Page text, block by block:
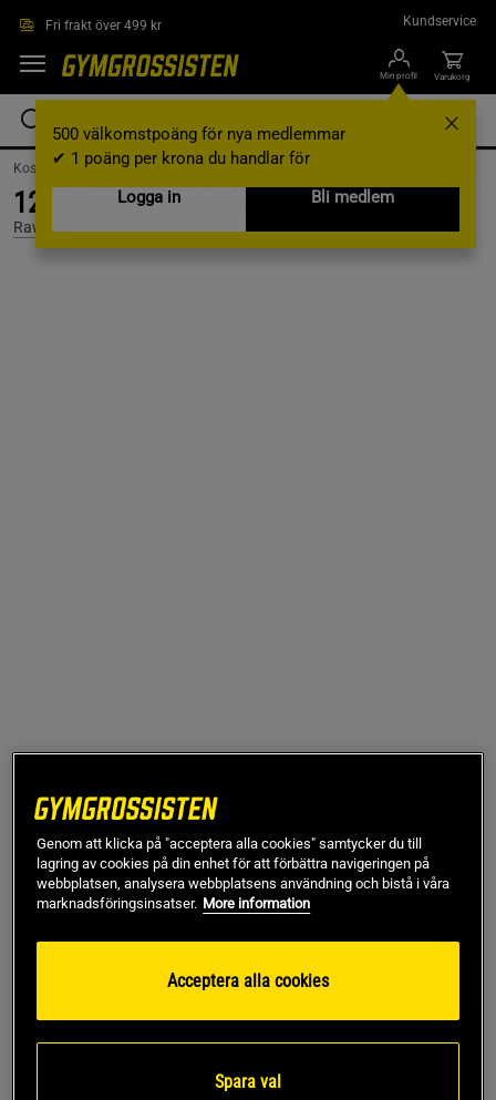
Fri frakt över 499 kr Kundservice
Min profil
500 välkomstpoäng för nya medlemmar
✔ 1 poäng per krona du handlar för
Logga in
Bli medlem
Varukorg
Kosttillskott /Bars /Veganska Bars
12 x Organic fruit & nut lime 50 gram
Rawbite
14 recensioner
259 kr
Genom att klicka på "acceptera alla cookies" samtycker du till
lagring av cookies på din enhet för att förbättra navigeringen på
webbplatsen, analysera webbplatsens användning och bistå i våra
marknadsföringsinsatser. More information
Acceptera alla cookies
Spara val